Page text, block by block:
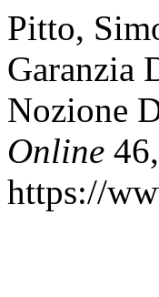
Pitto,
Garanzia
Nozione
Online
https://